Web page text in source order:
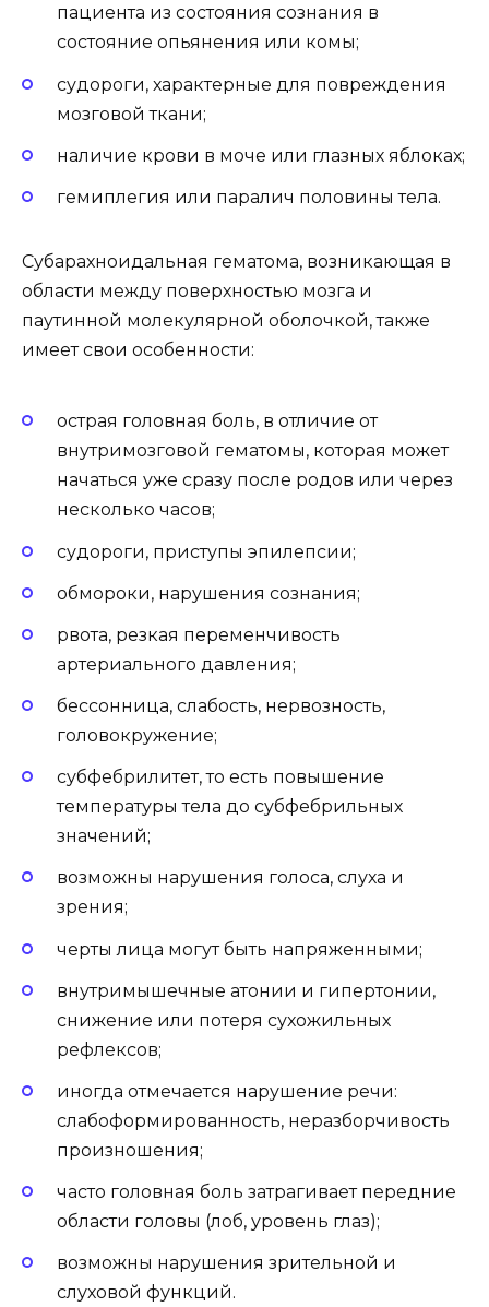
пациента из состояния сознания в
состояние опьянения или комы;
судороги, характерные для повреждения
мозговой ткани;
наличие крови в моче или глазных яблоках;
гемиплегия или паралич половины тела.
Субарахноидальная гематома, возникающая в
области между поверхностью мозга и
паутинной молекулярной оболочкой, также
имеет свои особенности:
острая головная боль, в отличие от
внутримозговой гематомы, которая может
начаться уже сразу после родов или через
несколько часов;
судороги, приступы эпилепсии;
обмороки, нарушения сознания;
рвота, резкая переменчивость
артериального давления;
бессонница, слабость, нервозность,
головокружение;
субфебрилитет, то есть повышение
температуры тела до субфебрильных
значений;
возможны нарушения голоса, слуха и
зрения;
черты лица могут быть напряженными;
внутримышечные атонии и гипертонии,
снижение или потеря сухожильных
рефлексов;
иногда отмечается нарушение речи:
слабоформированность, неразборчивость
произношения;
часто головная боль затрагивает передние
области головы (лоб, уровень глаз);
возможны нарушения зрительной и
слуховой функций.